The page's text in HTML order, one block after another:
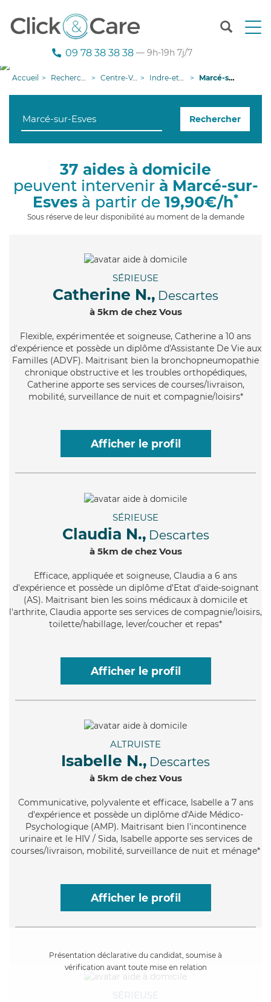
T
n
g
i
09 78 38 38 38 — 9h-19h 7j/7
Accueil Recherche aide à domicile Centre-Val de Loire Indre-et-Loire Marcé-sur-Esves
Rechercher
37 aides à domicile
peuvent intervenir à Marcé-sur-
Esves à partir de 19,90€/h*
Sous réserve de leur disponibilité au moment de la demande
SÉRIEUSE
Catherine N., Descartes
à 5km de chez Vous
Flexible, expérimentée et soigneuse, Catherine a 10 ans
d'expérience et possède un diplôme d'Assistante De Vie aux
Familles (ADVF). Maitrisant bien la bronchopneumopathie
chronique obstructive et les troubles orthopédiques,
Catherine apporte ses services de courses/livraison,
mobilité, surveillance de nuit et compagnie/loisirs*
Afficher le profil
SÉRIEUSE
Claudia N., Descartes
à 5km de chez Vous
Efficace, appliquée et soigneuse, Claudia a 6 ans
d'expérience et possède un diplôme d'Etat d'aide-soignant
(AS). Maitrisant bien les soins médicaux à domicile et
l'arthrite, Claudia apporte ses services de compagnie/loisirs,
toilette/habillage, lever/coucher et repas*
Afficher le profil
ALTRUISTE
Isabelle N., Descartes
à 5km de chez Vous
Communicative, polyvalente et efficace, Isabelle a 7 ans
d'expérience et possède un diplôme d'Aide Médico-
Psychologique (AMP). Maitrisant bien l'incontinence
urinaire et le HIV / Sida, Isabelle apporte ses services de
courses/livraison, mobilité, surveillance de nuit et ménage*
Afficher le profil
Présentation déclarative du candidat, soumise à
vérification avant toute mise en relation
SÉRIEUSE